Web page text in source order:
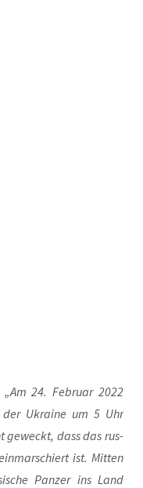
„Am 24. Febru­ar 2022
der Ukrai­ne um 5 Uhr
geweckt, dass das rus­
ist. Mit­ten
Pan­zer ins Land